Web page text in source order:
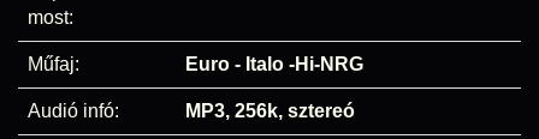
most:
Műfaj: Euro - Italo -Hi-NRG
Audió infó: MP3, 256k, sztereó